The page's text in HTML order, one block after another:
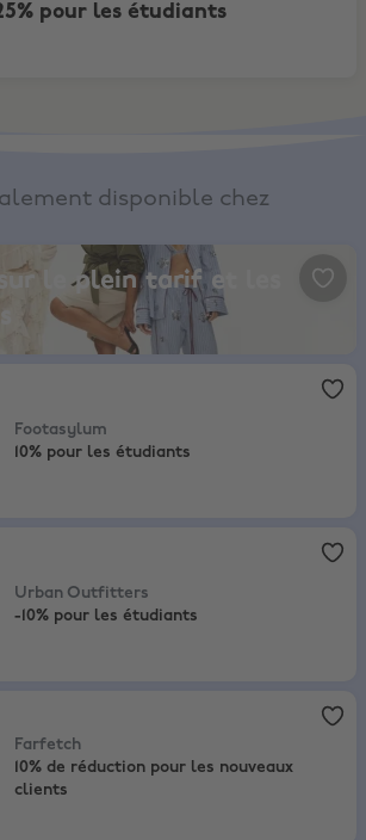
pour les étudiants
disponible chez
tarif et les soldes
sur le plein tarif et les
Footasylum
10% pour les étudiants
Urban Outfitters
-10% pour les étudiants
Farfetch
10% de réduction pour les nouveaux
clients